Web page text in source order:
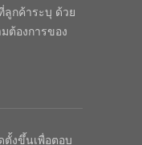
ลูกค้าระบุ ด้วย
ต้องการของ
ตั้งขึ้นเพื่อตอบ